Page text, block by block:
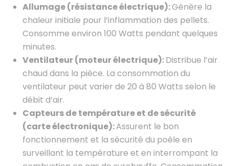
Allumage (résistance électrique):Génère la
chaleur initiale pour l’inflammation des pellets.
Consomme environ 100 Watts pendant quelques
minutes.
Ventilateur (moteur électrique):Distribue l’air
chaud dans la pièce. La consommation du
ventilateur peut varier de 20 à 80 Watts selon le
débit d’air.
Capteurs de température et de sécurité
(carte électronique):Assurent le bon
fonctionnement et la sécurité du poêle en
surveillant la température et en interrompant la